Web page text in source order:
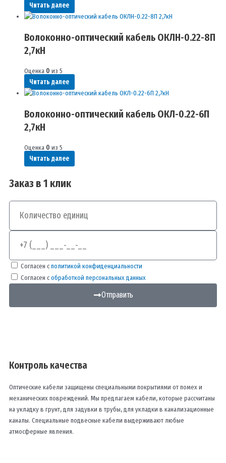
Читать далее
Волоконно-оптический кабель ОКЛН-0.22-8П
2,7кН
Оценка 0 из 5
Читать далее
Волоконно-оптический кабель ОКЛ-0.22-6П
2,7кН
Оценка 0 из 5
Читать далее
Заказ в 1 клик
Количество
Телефон
Согласен сполитикой конфиденциальности
Согласен собработкой персональных данных
Отправить
Контроль качества
Оптические кабели защищены специальными покрытиями от помех и
механических повреждений. Мы предлагаем кабели, которые рассчитаны
на укладку в грунт, для задувки в трубы, для укладки в канализационные
каналы. Специальные подвесные кабели выдерживают любые
атмосферные явления.